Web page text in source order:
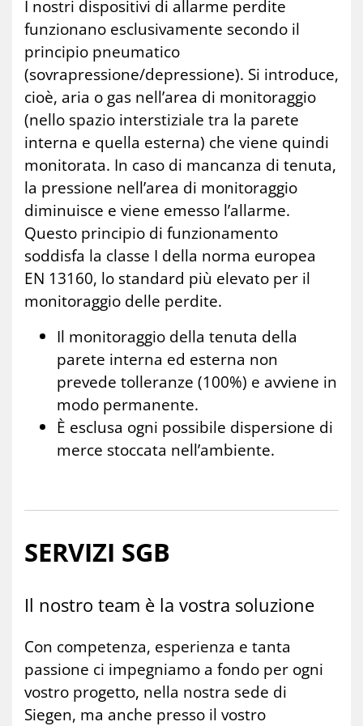
I nostri dispositivi di allarme perdite
funzionano esclusivamente secondo il
principio pneumatico
(sovrapressione/depressione). Si introduce,
cioè, aria o gas nell’area di monitoraggio
(nello spazio interstiziale tra la parete
interna e quella esterna) che viene quindi
monitorata. In caso di mancanza di tenuta,
la pressione nell’area di monitoraggio
diminuisce e viene emesso l’allarme.
Questo principio di funzionamento
soddisfa la classe I della norma europea
EN 13160, lo standard più elevato per il
monitoraggio delle perdite.
Il monitoraggio della tenuta della
parete interna ed esterna non
prevede tolleranze (100%) e avviene in
modo permanente.
È esclusa ogni possibile dispersione di
merce stoccata nell’ambiente.
SER­VI­ZI SGB
Il no­stro team è la vo­stra so­lu­zio­ne
Con competenza, esperienza e tanta
passione ci impegniamo a fondo per ogni
vostro progetto, nella nostra sede di
Siegen, ma anche presso il vostro